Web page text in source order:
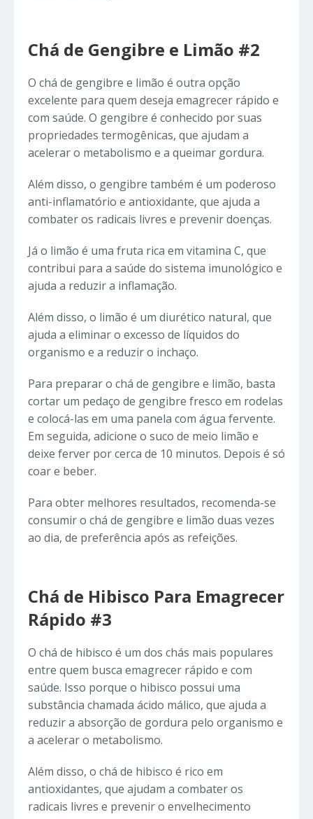
Chá de Gengibre e Limão #2
O chá de gengibre e limão é outra opção
excelente para quem deseja emagrecer rápido e
com saúde. O gengibre é conhecido por suas
propriedades termogênicas, que ajudam a
acelerar o metabolismo e a queimar gordura.
Além disso, o gengibre também é um poderoso
anti-inflamatório e antioxidante, que ajuda a
combater os radicais livres e prevenir doenças.
Já o limão é uma fruta rica em vitamina C, que
contribui para a saúde do sistema imunológico e
ajuda a reduzir a inflamação.
Além disso, o limão é um diurético natural, que
ajuda a eliminar o excesso de líquidos do
organismo e a reduzir o inchaço.
Para preparar o chá de gengibre e limão, basta
cortar um pedaço de gengibre fresco em rodelas
e colocá-las em uma panela com água fervente.
Em seguida, adicione o suco de meio limão e
deixe ferver por cerca de 10 minutos. Depois é só
coar e beber.
Para obter melhores resultados, recomenda-se
consumir o chá de gengibre e limão duas vezes
ao dia, de preferência após as refeições.
Chá de Hibisco Para Emagrecer
Rápido #3
O chá de hibisco é um dos chás mais populares
entre quem busca emagrecer rápido e com
saúde. Isso porque o hibisco possui uma
substância chamada ácido málico, que ajuda a
reduzir a absorção de gordura pelo organismo e
a acelerar o metabolismo.
Além disso, o chá de hibisco é rico em
antioxidantes, que ajudam a combater os
radicais livres e prevenir o envelhecimento